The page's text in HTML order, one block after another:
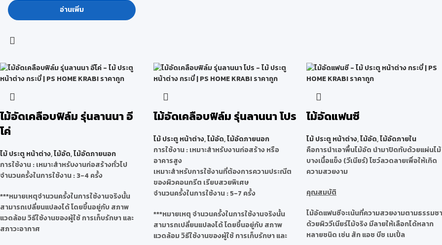
อ่านเพิ่ม
ไม้อัดเคลือบฟิล์ม รุ่นลานนา อี
โค่
ไม้ ประตู หน้าต่าง,ไม้อัด,ไม้อัดภายนอก
การใช้งาน : เหมาะสำหรับงานก่อสร้างทั่วไป
จำนวนครั้งในการใช้งาน : 3-4 ครั้ง
***หมายเหตุจำนวนครั้งในการใช้งานจริงนั้น
สามารถเปลี่ยนแปลงได้ โดยขึ้นอยู่กับ สภาพ
แวดล้อม วิธีใช้งานของผู้ใช้ การเก็บรักษา และ
สภาวะอากาศ
ไม้อัดเคลือบฟิล์ม รุ่นลานนา โปร
ไม้ ประตู หน้าต่าง,ไม้อัด,ไม้อัดภายนอก
การใช้งาน : เหมาะสำหรับงานก่อสร้าง หรือ
อาคารสูง
เหมาะสำหรับการใช้งานที่ต้องการความประณีต
ของผิวคอนกรีต เรียบสวยพิเศษ
จำนวนครั้งในการใช้งาน : 5-7 ครั้ง
***หมายเหตุ จำนวนครั้งในการใช้งานจริงนั้น
สามารถเปลี่ยนแปลงได้ โดยขึ้นอยู่กับ สภาพ
แวดล้อม วิธีใช้งานของผู้ใช้ การเก็บรักษา และ
ไม้อัดแฟนซี
ไม้ ประตู หน้าต่าง,ไม้อัด,ไม้อัดภายใน
คือการนำเอาพื้นไม้อัด นำมาปิดทับด้วยแผ่นไม้
บางเนื้อแข็ง (วีเนียร์) โชว์ลวดลายเพื่อให้เกิด
ความสวยงาม
คุณสมบัติ
ไม้อัดแฟนซีจะเน้นที่ความสวยงามตามธรรมช
ด้วยผิววีเนียร์ไม้จริง มีลายให้เลือกได้หลาก
หลายชนิด เช่น สัก แอช บีช เมเปิ้ล